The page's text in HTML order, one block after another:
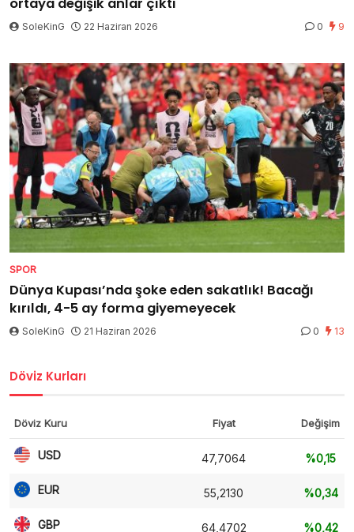
SoleKinG 22 Haziran 2026 0 9
SPOR
Dünya Kupası’nda şoke eden sakatlık! Bacağı
kırıldı, 4-5 ay forma giyemeyecek
SoleKinG 21 Haziran 2026 0 13
Döviz Kurları
Döviz Kuru Fiyat Değişim
USD 47,7064 %0,15
EUR 55,2130 %0,34
GBP 64,4702 %0,42